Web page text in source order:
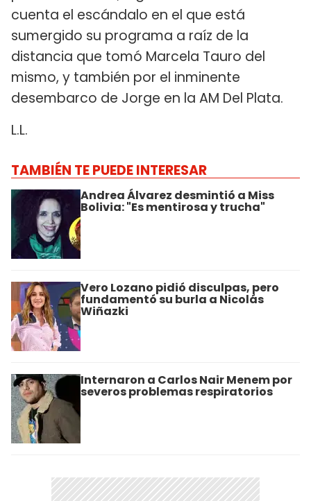
cuenta el escándalo en el que está
sumergido su programa a raíz de la
distancia que tomó Marcela Tauro del
mismo, y también por el inminente
desembarco de Jorge en la AM Del Plata.
L.L.
TAMBIÉN TE PUEDE INTERESAR
Andrea Álvarez desmintió a Miss
Bolivia: "Es mentirosa y trucha"
Vero Lozano pidió disculpas, pero
fundamentó su burla a Nicolás
Wiñazki
Internaron a Carlos Nair Menem por
severos problemas respiratorios